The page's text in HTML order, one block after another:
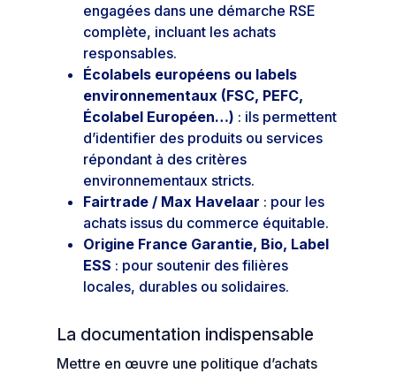
engagées dans une démarche RSE
complète, incluant les achats
responsables.
Écolabels européens ou labels
environnementaux (FSC, PEFC,
Écolabel Européen…) : ils permettent
d’identifier des produits ou services
répondant à des critères
environnementaux stricts.
Fairtrade / Max Havelaar : pour les
achats issus du commerce équitable.
Origine France Garantie, Bio, Label
ESS : pour soutenir des filières
locales, durables ou solidaires.
La documentation indispensable
Mettre en œuvre une politique d’achats